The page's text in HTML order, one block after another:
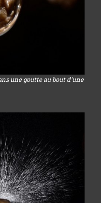
une goutte au bout d'une